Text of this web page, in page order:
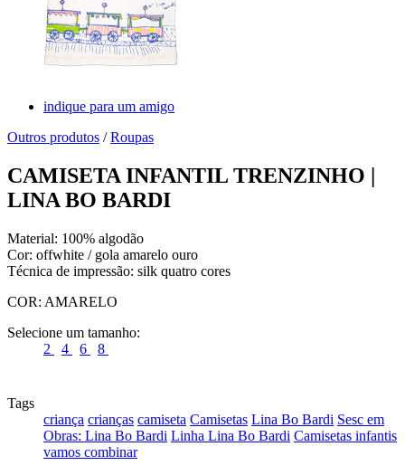
indique para um amigo
Outros produtos /Roupas
CAMISETA INFANTIL TRENZINHO |
LINA BO BARDI
Material: 100% algodão
Cor: offwhite / gola amarelo ouro
Técnica de impressão: silk quatro cores
COR: AMARELO
Selecione um tamanho:
2
4 6 8
Tags
criança crianças camiseta Camisetas Lina Bo Bardi Sesc em
Obras: Lina Bo Bardi Linha Lina Bo Bardi Camisetas infantis
vamos combinar